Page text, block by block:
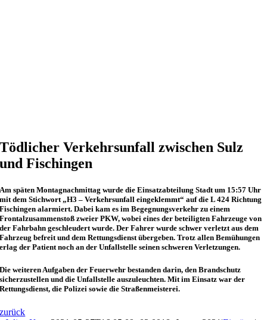
Tödlicher Verkehrsunfall zwischen Sulz
und Fischingen
Am späten Montagnachmittag wurde die Einsatzabteilung Stadt um 15:57 Uhr
mit dem Stichwort „H3 – Verkehrsunfall eingeklemmt“ auf die L 424 Richtung
Fischingen alarmiert. Dabei kam es im Begegnungsverkehr zu einem
Frontalzusammenstoß zweier PKW, wobei eines der beteiligten Fahrzeuge von
der Fahrbahn geschleudert wurde. Der Fahrer wurde schwer verletzt aus dem
Fahrzeug befreit und dem Rettungsdienst übergeben. Trotz allen Bemühungen
erlag der Patient noch an der Unfallstelle seinen schweren Verletzungen.
Die weiteren Aufgaben der Feuerwehr bestanden darin, den Brandschutz
sicherzustellen und die Unfallstelle auszuleuchten. Mit im Einsatz war der
Rettungsdienst, die Polizei sowie die Straßenmeisterei.
zurück